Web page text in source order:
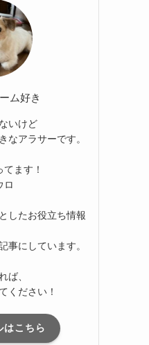
ム好き
いけど
なアラサーです。
ます！
ロ
したお役立ち情報
事にしています。
ば、
ください！
はこちら